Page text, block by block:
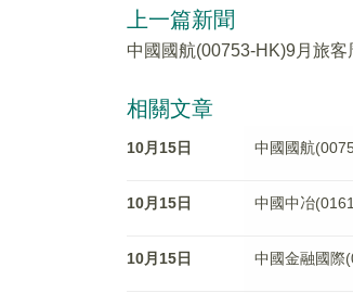
上一篇新聞
中國國航(00753-HK)9月旅客
相關文章
10月15日 中國國航
10月15日 中國中冶
10月15日 中國金融國際